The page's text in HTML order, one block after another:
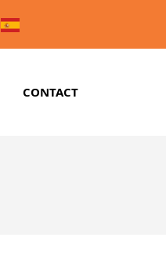
CONTACT